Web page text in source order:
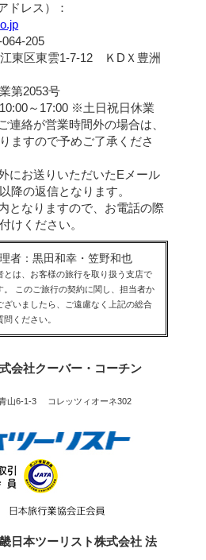
ドレス）：
064-205
東区東雲1-7-12 ＫDＸ豊洲
第2053号
～17:00 ※土日祝日休業
絡が営業時間外の場合は、
ますので予めご了承くださ
にお送りいただいたEメール
降の返信となります。
となりますので、お電話の際
けください。
者：黒田和幸・笠野和也
は、お客様の旅行を取り扱う支店で
。 このご旅行の契約に関し、担当者か
ざいましたら、ご遠慮なく上記の総合
ください。
会社クーバー・コーチン
山6-1-3 コレッツィオーネ302
日本ツーリスト株式会社 法